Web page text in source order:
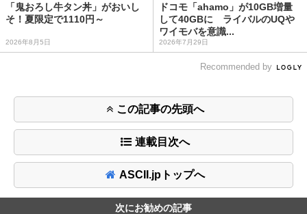
「鬼おろし牛タン丼」がおいし
そ！夏限定で1110円～
2026年8月5日
ドコモ「ahamo」が10GB増量
して40GBに ライバルのUQや
ワイモバを意識...
2026年7月29日
Recommended by
この記事の先頭へ
連載目次へ
ASCII.jpトップへ
次にお勧めの記事